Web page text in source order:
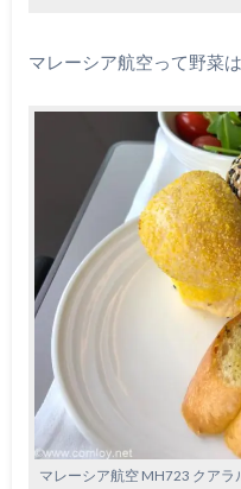
マレーシア航空って野菜
マレーシア航空 MH723 クアラ